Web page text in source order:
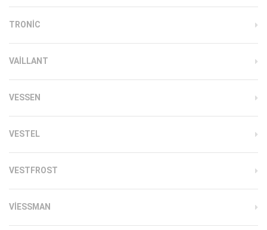
TRONIC
VAILLANT
VESSEN
VESTEL
VESTFROST
VIESSMAN